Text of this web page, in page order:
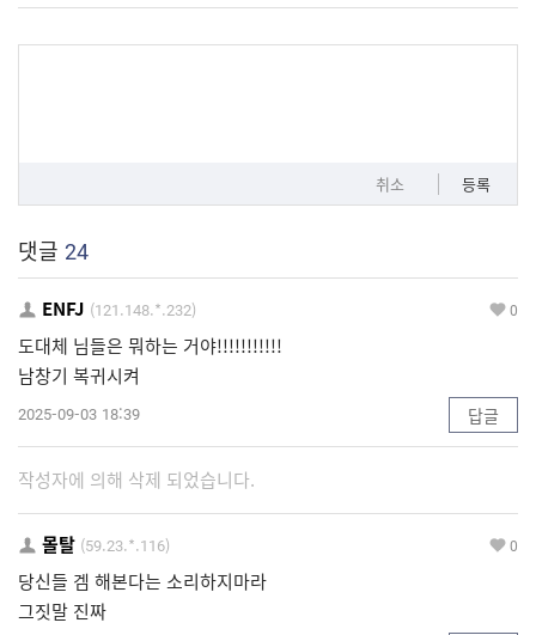
취소 등록
댓글 24
ENFJ (121.148.*.232) 0
도대체 님들은 뭐하는 거야!!!!!!!!!!!
남창기 복귀시켜
2025-09-03 18:39 답글
작성자에 의해 삭제 되었습니다.
몰탈 (59.23.*.116) 0
당신들 겜 해본다는 소리하지마라
그짓말 진짜